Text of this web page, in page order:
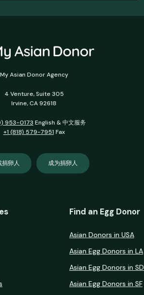
My Asian Donor Agency
4 Venture, Suite 305
Irvine, CA 92618
953-0173 English & 中文服务
+1 (818) 579-7951 Fax
捐卵人 成为捐卵人
Find an Egg Donor
Asian Donors in USA
Asian Egg Donors in LA
Asian Egg Donors in SD
Asian Egg Donors in SF